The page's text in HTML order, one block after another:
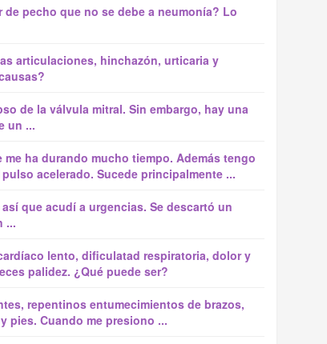
pecho que no se debe a neumonía? Lo
articulaciones, hinchazón, urticaria y
de la válvula mitral. Sin embargo, hay una
un ...
ha durando mucho tiempo. Además tengo
acelerado. Sucede principalmente ...
que acudí a urgencias. Se descartó un
...
lento, dificulatad respiratoria, dolor y
palidez. ¿Qué puede ser?
repentinos entumecimientos de brazos,
pies. Cuando me presiono ...